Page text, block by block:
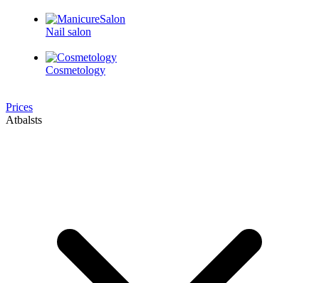
Nail salon
Cosmetology
Prices
Atbalsts